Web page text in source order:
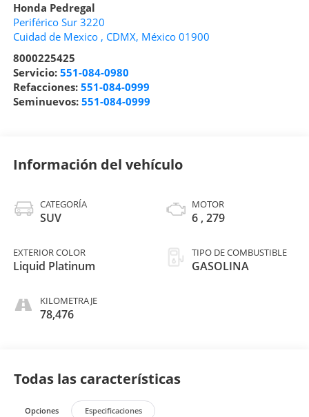
Honda Pedregal
Periférico Sur 3220
Cuidad de Mexico , CDMX, México 01900
8000225425
Servicio: 551-084-0980
Refacciones: 551-084-0999
Seminuevos: 551-084-0999
Información del vehículo
CATEGORÍA
SUV
EXTERIOR COLOR
Liquid Platinum
KILOMETRAJE
78,476
MOTOR
6 , 279
TIPO DE COMBUSTIBLE
GASOLINA
Todas las características
Opciones Especificaciones